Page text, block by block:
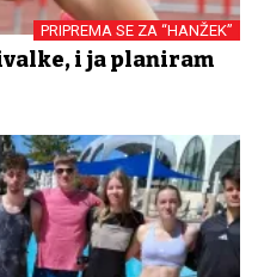
PRIPREMA SE ZA “HANŽEK”
i ja planiram